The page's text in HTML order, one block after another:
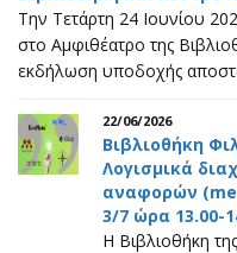
Την Τετάρτη 24 Ιουνίου
στο Αμφιθέατρο της
εκδήλωση υποδοχής
22/06/2026
Βιβλιοθήκη
Λογισμικά
αναφορών
3/7 ώρα 13.00-
Η Βιβλιοθήκη